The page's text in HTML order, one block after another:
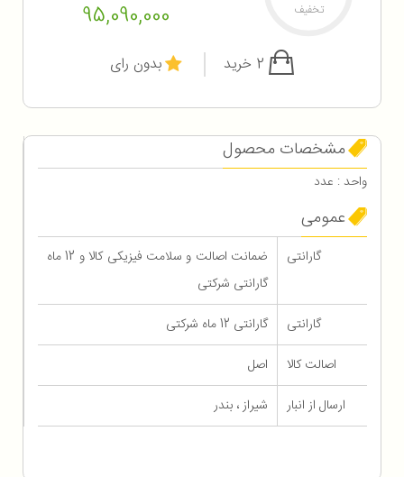
95,090,000
تخفیف
بدون رای
مشخصات محصول
واحد : عدد
عمومی
گارانتی
ضمانت اصالت و سلامت فیزیکی کالا و 12 ماه
گارانتی شرکتی
گارانتی
گارانتی 12 ماه شرکتی
اصالت کالا
اصل
ارسال از انبار
شیراز ، بندر